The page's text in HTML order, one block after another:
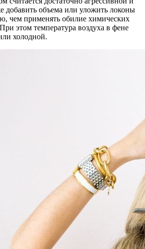
добавить объема или уложить локоны
чем применять обилие химических
этом температура воздуха в фене
холодной.